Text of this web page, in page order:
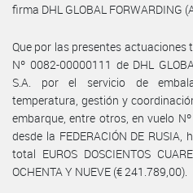
firma DHL GLOBAL FORWARDING
Que por las presentes actuaciones
Nº 0082-00000111 de DHL
S.A. por el servicio de
temperatura, gestión y
embarque, entre otros, en vuelo
desde la FEDERACIÓN DE
total EUROS DOSCIENTOS
OCHENTA Y NUEVE (€ 241.789,00).